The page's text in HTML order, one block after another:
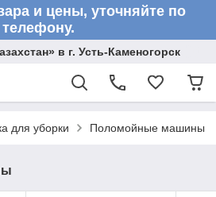
и цены, уточняйте по
телефону.
в г. Усть-Каменогорск
для уборки Поломойные машины